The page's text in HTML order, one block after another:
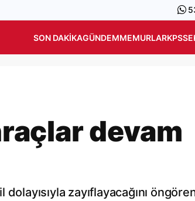
SON DAKIKAGÜNDEMMEMURLARKPSS
devam
zayıflayacağını